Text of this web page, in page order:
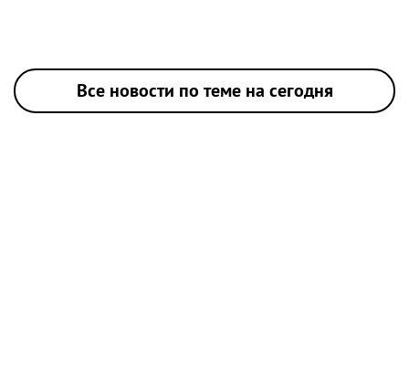
Все новости по теме на сегодня